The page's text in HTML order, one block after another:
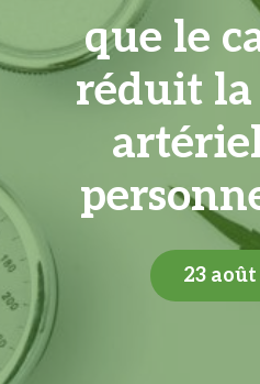
que le
réduit
23 août